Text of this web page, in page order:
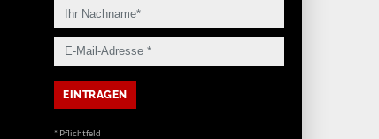
* Pflichtfeld